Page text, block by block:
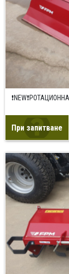
При запитване